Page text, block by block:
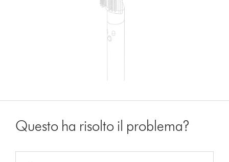
Questo ha risolto il problema?